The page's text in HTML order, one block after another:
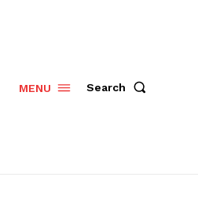
MENU Search